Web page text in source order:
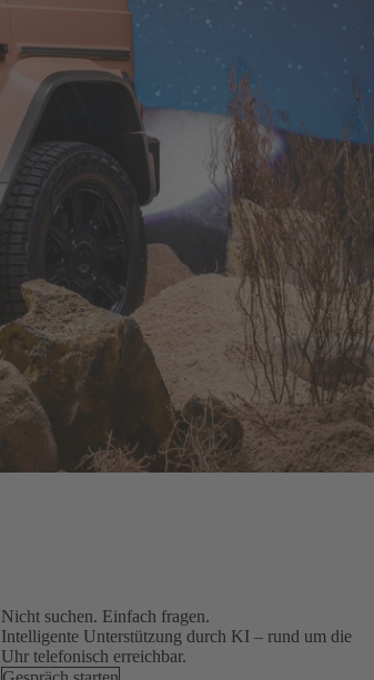
Nicht suchen. Einfach fragen.
Intelligente Unterstützung durch KI – rund um die
Uhr telefonisch erreichbar.